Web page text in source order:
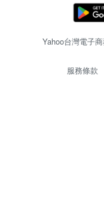
Yahoo台灣電子
服務條款